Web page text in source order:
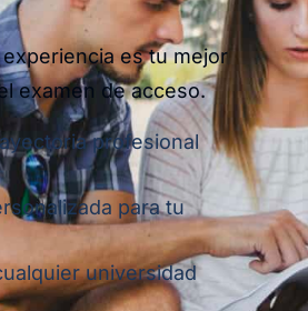
es tu mejor
examen de acceso.
profesional
para tu
universidad